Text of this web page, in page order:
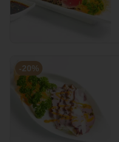
-20%